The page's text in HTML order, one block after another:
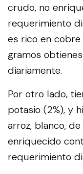
crudo, no
requerimiento
es rico en
gramos
diariamente.
Por otro lado,
potasio (2%), y
arroz, blanco,
enriquecido
requerimiento